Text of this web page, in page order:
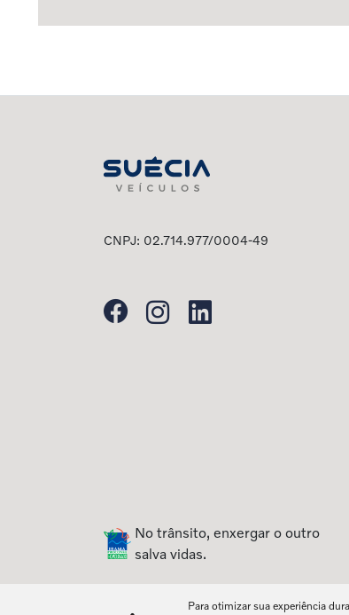
CNPJ: 02.714.977/0004-49
No trânsito, enxergar o outro
salva vidas.
Para otimizar sua experiência